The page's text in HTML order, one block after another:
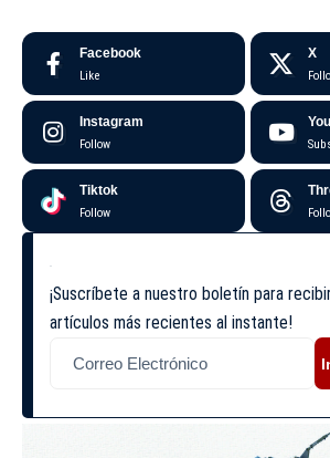
Facebook
Like
X
Instagram
Follow
Tiktok
Follow
¡Suscríbete a nuestro boletín para
artículos más recientes al instante!